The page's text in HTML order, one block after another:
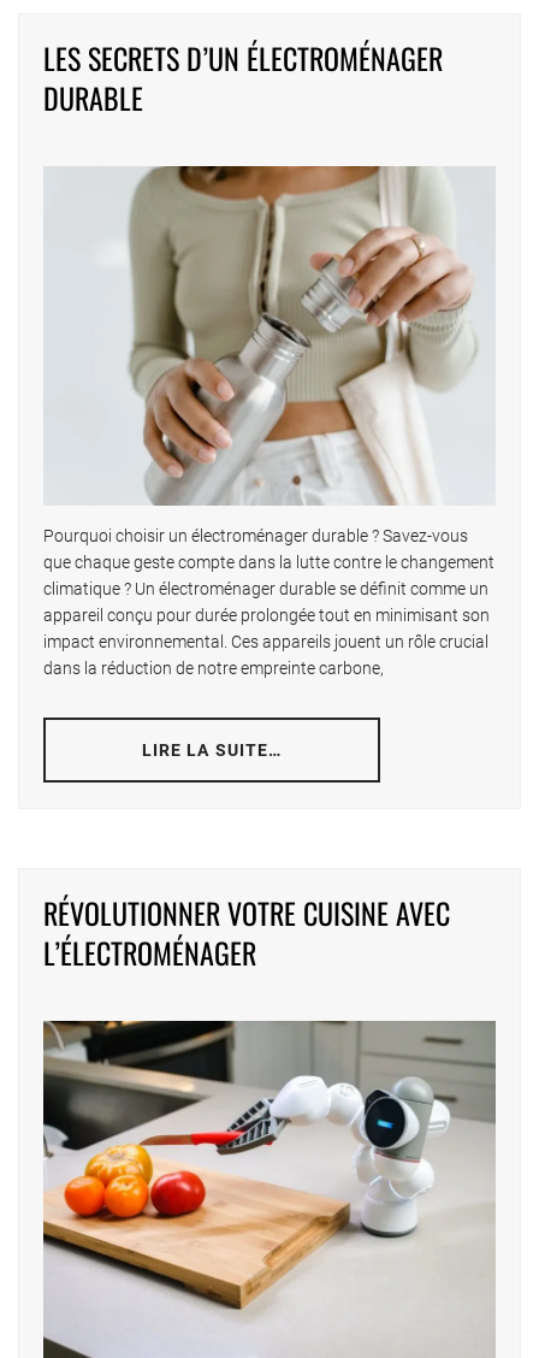
LES SECRETS D’UN ÉLECTROMÉNAGER
DURABLE
Pourquoi choisir un électroménager durable ? Savez-vous
que chaque geste compte dans la lutte contre le changement
climatique ? Un électroménager durable se définit comme un
appareil conçu pour durée prolongée tout en minimisant son
impact environnemental. Ces appareils jouent un rôle crucial
dans la réduction de notre empreinte carbone,
LIRE LA SUITE…
RÉVOLUTIONNER VOTRE CUISINE AVEC
L’ÉLECTROMÉNAGER